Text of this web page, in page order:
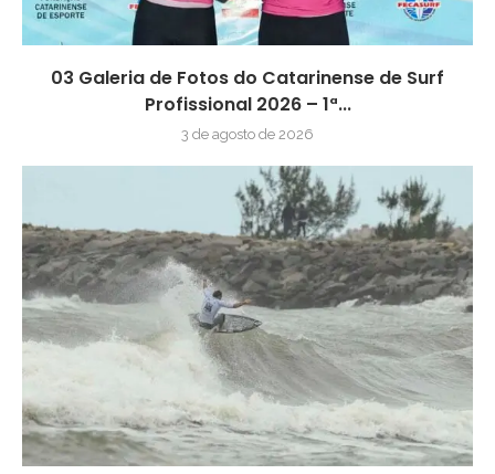
03 Galeria de Fotos do Catarinense de Surf
Profissional 2026 – 1ª...
3 de agosto de 2026